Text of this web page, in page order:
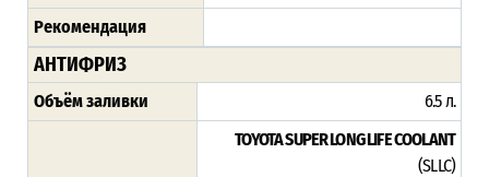
Рекомендация
АНТИФРИЗ
Объём заливки 6.5 л.
TOYOTA SUPER LONG LIFE COOLANT
(SLLC)